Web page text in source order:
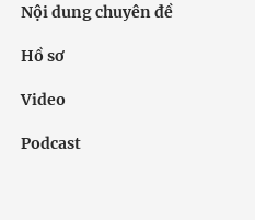
Nội dung chuyên đề
Hồ sơ
Video
Podcast